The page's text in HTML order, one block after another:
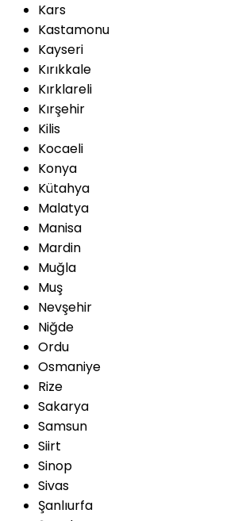
Kars
Kastamonu
Kayseri
Kırıkkale
Kırklareli
Kırşehir
Kilis
Kocaeli
Konya
Kütahya
Malatya
Manisa
Mardin
Muğla
Muş
Nevşehir
Niğde
Ordu
Osmaniye
Rize
Sakarya
Samsun
Siirt
Sinop
Sivas
Şanlıurfa